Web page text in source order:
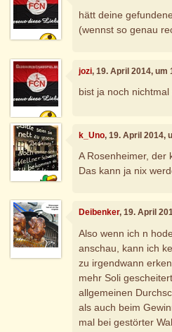
hätt deine
(wennst so genau
jozi, 19. April 2014, um
bist ja noch
k_Uno, 19. April 2014,
A Rosenheimer, der
Das kann ja nix
Deibenker, 19. April
Also wenn ich n
anschau, kann ich
zu irgendwann
mehr Soli
allgemeinen
als auch beim
mal bei gestörter